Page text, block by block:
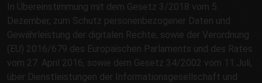
In Übereinstimmung mit dem Gesetz 3/2018 vom 5.
Dezember, zum Schutz personenbezogener Daten und
Gewährleistung der digitalen Rechte, sowie der Verordnung
(EU) 2016/679 des Europäischen Parlaments und des Rates
vom 27. April 2016, sowie dem Gesetz 34/2002 vom 11.Juli,
über Dienstleistungen der Informationsgesellschaft und